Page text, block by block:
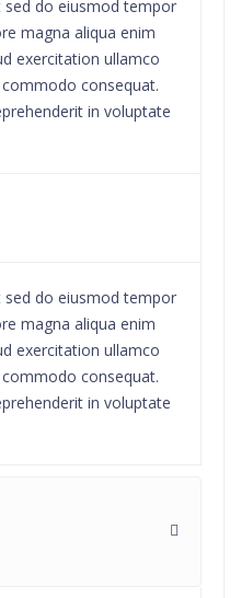
sed do eiusmod tempor
magna aliqua enim
exercitation ullamco
consequat.
in voluptate
sed do eiusmod tempor
magna aliqua enim
exercitation ullamco
consequat.
in voluptate